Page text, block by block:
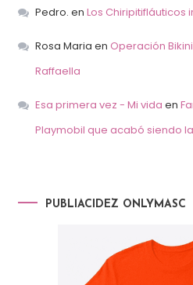
Pedro. en Los Chiripitifláuticos
Rosa Maria en Operación
Raffaella
Esa primera vez - Mi vida en
Playmobil que acabó siendo
PUBLIACIDEZ ONLYMASC